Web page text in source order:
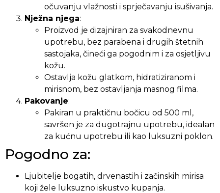
očuvanju vlažnosti i sprječavanju isušivanja.
Nježna njega:
Proizvod je dizajniran za svakodnevnu
upotrebu, bez parabena i drugih štetnih
sastojaka, čineći ga pogodnim i za osjetljivu
kožu.
Ostavlja kožu glatkom, hidratiziranom i
mirisnom, bez ostavljanja masnog filma.
Pakovanje:
Pakiran u praktičnu bočicu od 500 ml,
savršen je za dugotrajnu upotrebu, idealan
za kućnu upotrebu ili kao luksuzni poklon.
Pogodno za:
Ljubitelje bogatih, drvenastih i začinskih mirisa
koji žele luksuzno iskustvo kupanja.